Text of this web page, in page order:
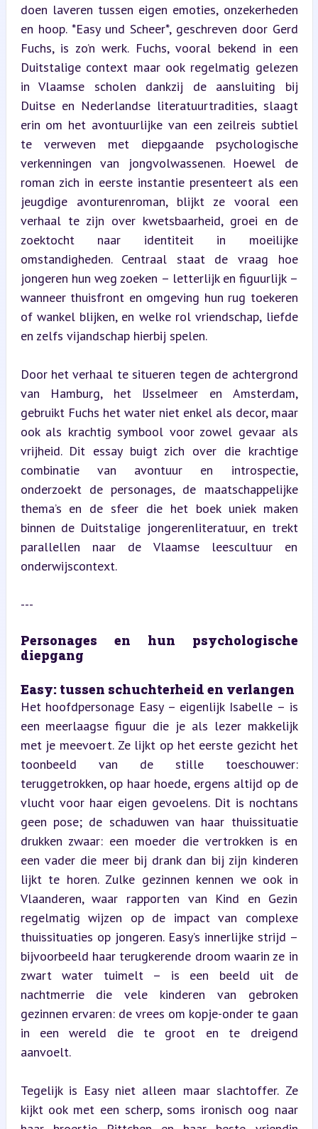
doen laveren tussen eigen emoties, onzekerheden
en hoop. *Easy und Scheer*, geschreven door Gerd
Fuchs, is zo’n werk. Fuchs, vooral bekend in een
Duitstalige context maar ook regelmatig gelezen
in Vlaamse scholen dankzij de aansluiting bij
Duitse en Nederlandse literatuurtradities, slaagt
erin om het avontuurlijke van een zeilreis subtiel
te verweven met diepgaande psychologische
verkenningen van jongvolwassenen. Hoewel de
roman zich in eerste instantie presenteert als een
jeugdige avonturenroman, blijkt ze vooral een
verhaal te zijn over kwetsbaarheid, groei en de
zoektocht naar identiteit in moeilijke
omstandigheden. Centraal staat de vraag hoe
jongeren hun weg zoeken – letterlijk en figuurlijk –
wanneer thuisfront en omgeving hun rug toekeren
of wankel blijken, en welke rol vriendschap, liefde
en zelfs vijandschap hierbij spelen.
Door het verhaal te situeren tegen de achtergrond
van Hamburg, het IJsselmeer en Amsterdam,
gebruikt Fuchs het water niet enkel als decor, maar
ook als krachtig symbool voor zowel gevaar als
vrijheid. Dit essay buigt zich over die krachtige
combinatie van avontuur en introspectie,
onderzoekt de personages, de maatschappelijke
thema’s en de sfeer die het boek uniek maken
binnen de Duitstalige jongerenliteratuur, en trekt
parallellen naar de Vlaamse leescultuur en
onderwijscontext.
---
Personages en hun psychologische
diepgang
Het hoofdpersonage Easy – eigenlijk Isabelle – is
een meerlaagse figuur die je als lezer makkelijk
met je meevoert. Ze lijkt op het eerste gezicht het
toonbeeld van de stille toeschouwer:
teruggetrokken, op haar hoede, ergens altijd op de
vlucht voor haar eigen gevoelens. Dit is nochtans
geen pose; de schaduwen van haar thuissituatie
drukken zwaar: een moeder die vertrokken is en
een vader die meer bij drank dan bij zijn kinderen
lijkt te horen. Zulke gezinnen kennen we ook in
Vlaanderen, waar rapporten van Kind en Gezin
regelmatig wijzen op de impact van complexe
thuissituaties op jongeren. Easy’s innerlijke strijd –
bijvoorbeeld haar terugkerende droom waarin ze in
zwart water tuimelt – is een beeld uit de
nachtmerrie die vele kinderen van gebroken
gezinnen ervaren: de vrees om kopje-onder te gaan
in een wereld die te groot en te dreigend
aanvoelt.
Tegelijk is Easy niet alleen maar slachtoffer. Ze
kijkt ook met een scherp, soms ironisch oog naar